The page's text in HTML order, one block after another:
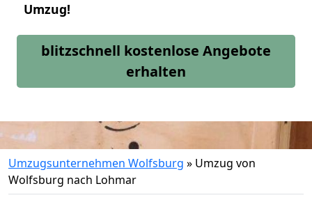
Umzug!
blitzschnell kostenlose Angebote
erhalten
Umzugsunternehmen Wolfsburg » Umzug von
Wolfsburg nach Lohmar